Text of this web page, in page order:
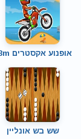
אופנוע אקסטרים x3m
שש בש אונליין